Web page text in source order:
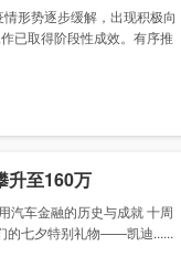
形势逐步缓解，出现积极向
已取得阶段性成效。有序推
升至160万
汽车金融的历史与成就 十周
的七夕特别礼物——凯迪......